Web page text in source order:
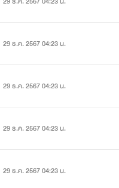
29 ธ.ค. 2567 04:23 น.
29 ธ.ค. 2567 04:23 น.
29 ธ.ค. 2567 04:23 น.
29 ธ.ค. 2567 04:23 น.